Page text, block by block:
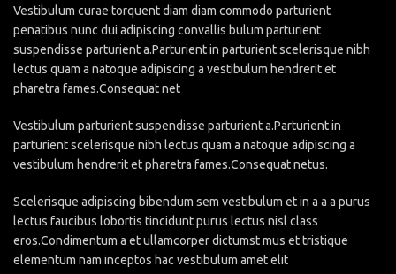
Vestibulum curae torquent diam diam commodo parturient
penatibus nunc dui adipiscing convallis bulum parturient
suspendisse parturient a.Parturient in parturient scelerisque nibh
lectus quam a natoque adipiscing a vestibulum hendrerit et
pharetra fames.Consequat net
Vestibulum parturient suspendisse parturient a.Parturient in
parturient scelerisque nibh lectus quam a natoque adipiscing a
vestibulum hendrerit et pharetra fames.Consequat netus.
Scelerisque adipiscing bibendum sem vestibulum et in a a a purus
lectus faucibus lobortis tincidunt purus lectus nisl class
eros.Condimentum a et ullamcorper dictumst mus et tristique
elementum nam inceptos hac vestibulum amet elit